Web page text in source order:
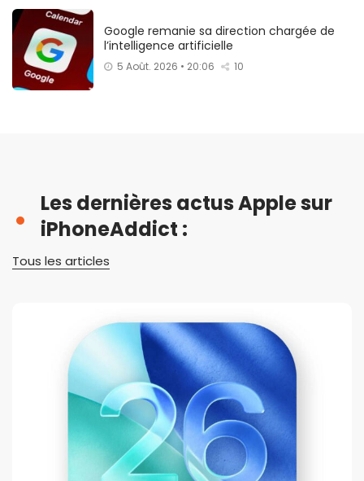
Google remanie sa direction chargée de
l’intelligence artificielle
5 Août. 2026 • 20:06 10
Les dernières actus Apple sur
iPhoneAddict :
Tous les articles